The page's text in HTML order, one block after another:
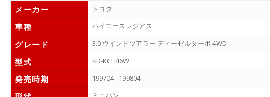
メーカー トヨタ
車種 ハイエースレジアス
グレード 3.0 ウインドツアラー ディーゼルターボ 4WD
型式 KD-KCH46W
発売時期 199704 - 199804